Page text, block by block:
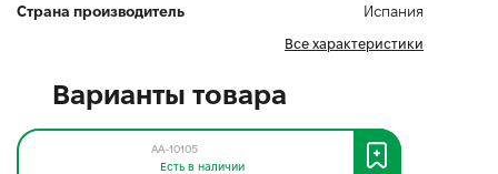
Страна производитель
Испания
Все характеристики
Варианты товара
AA-10105
Есть в наличии